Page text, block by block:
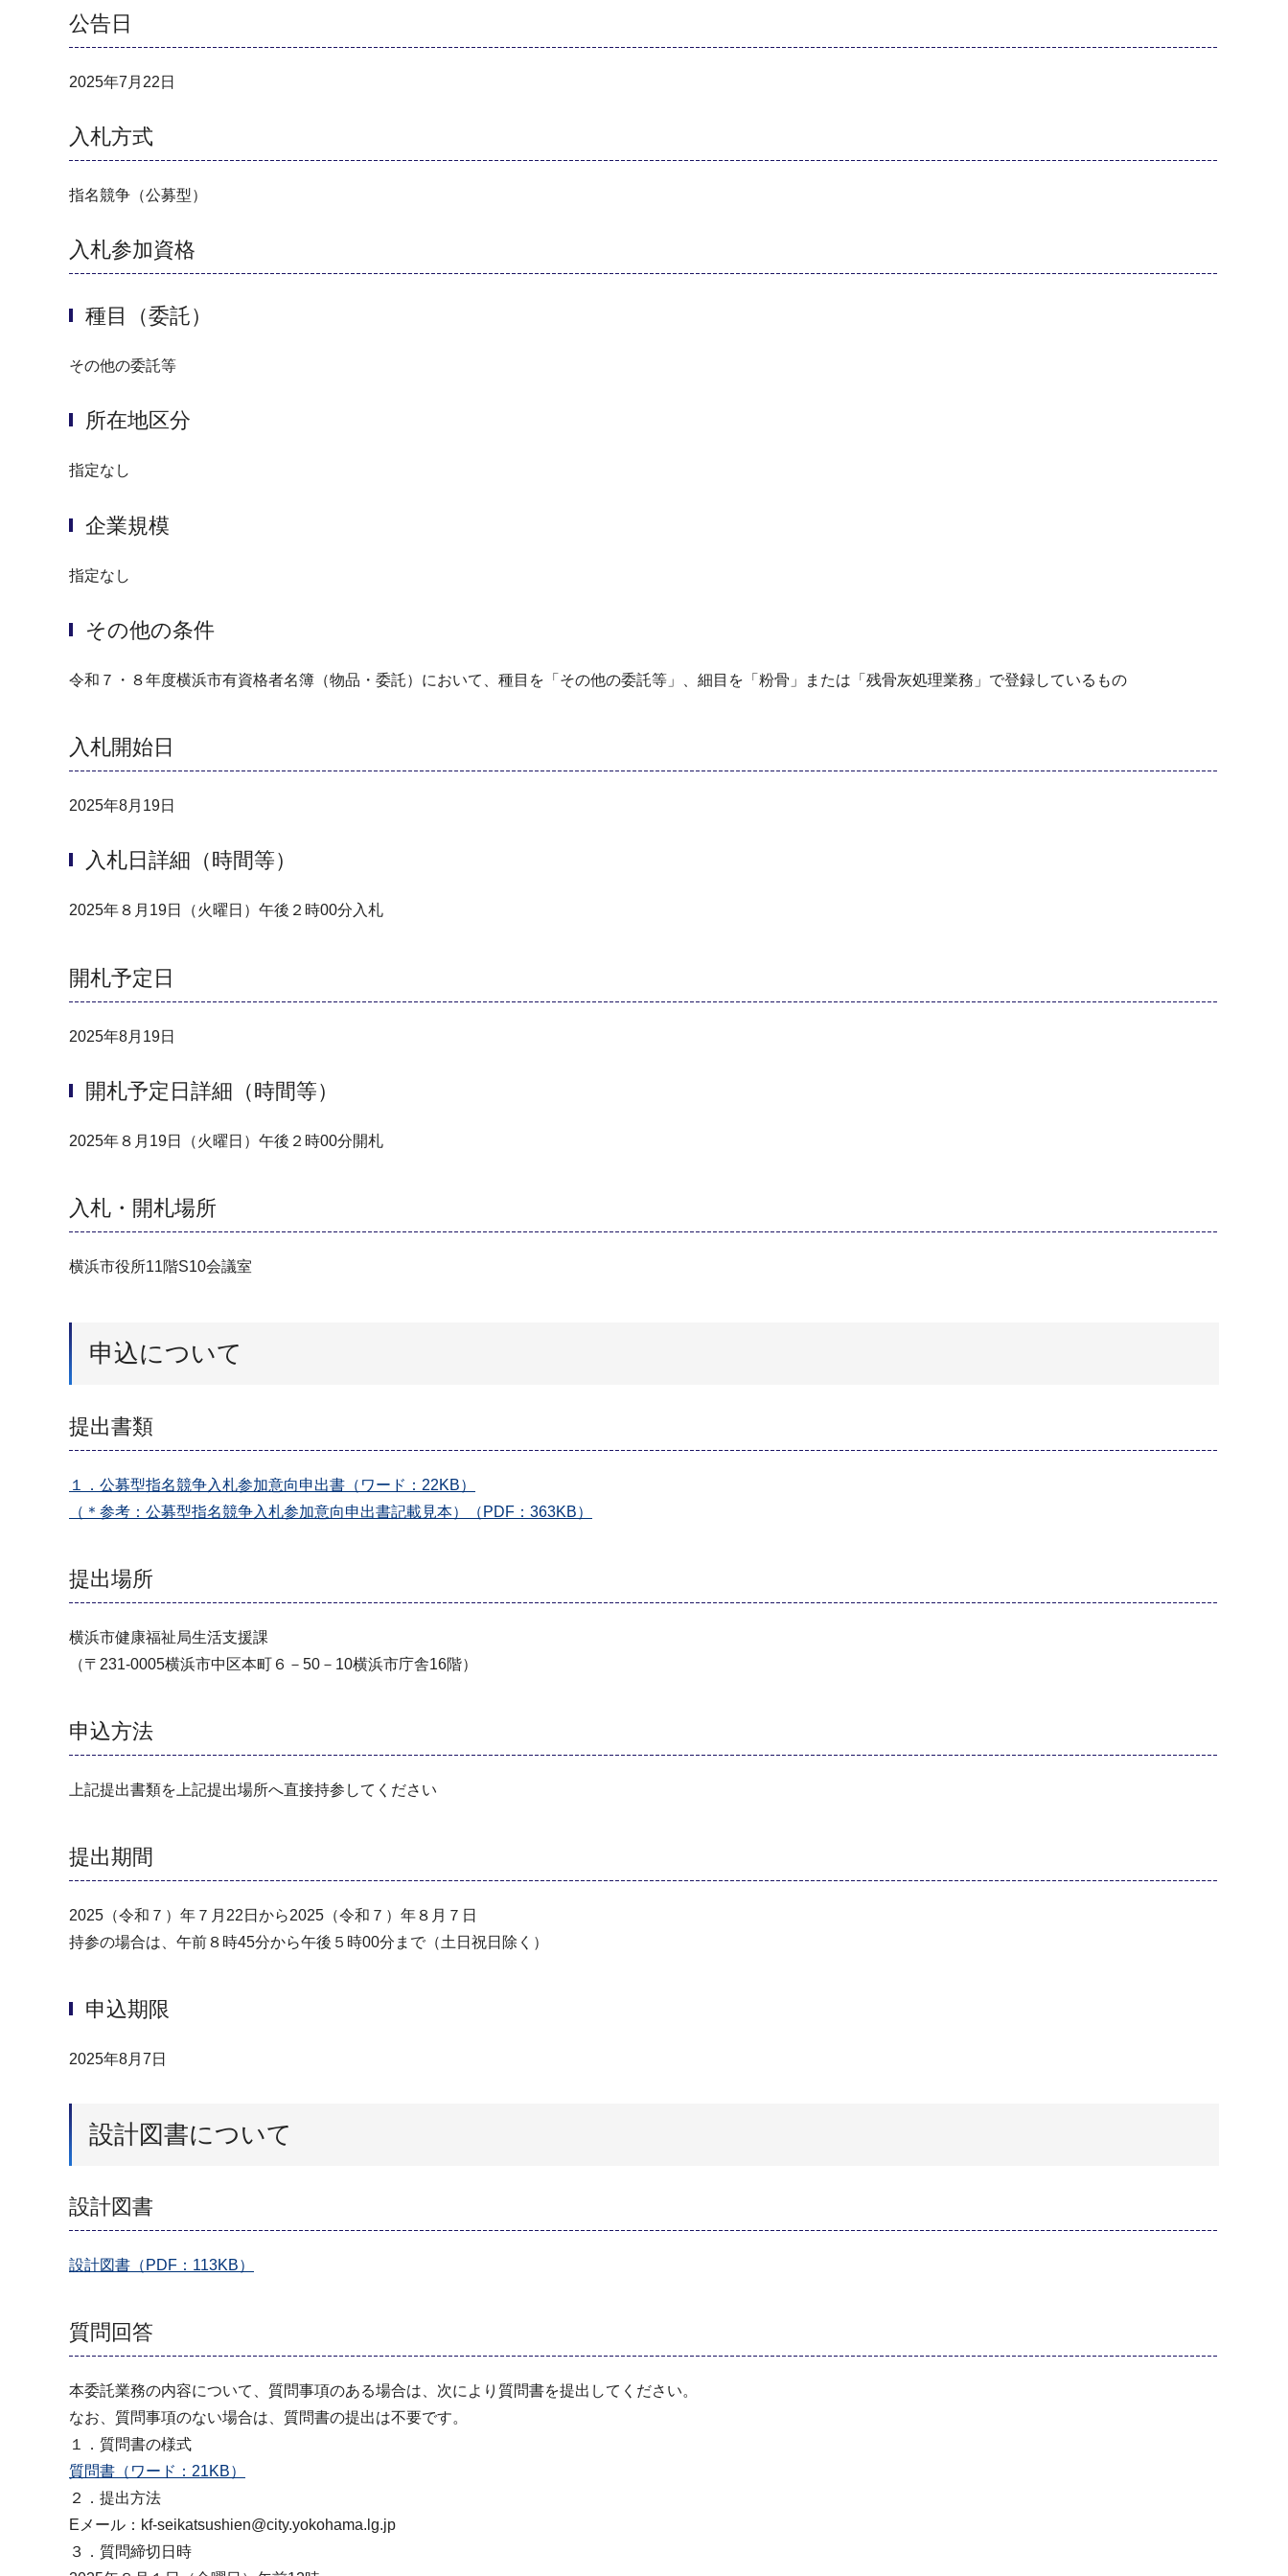
公告日
2025年7月22日
入札方式
指名競争（公募型）
入札参加資格
種目（委託）
その他の委託等
所在地区分
指定なし
企業規模
指定なし
その他の条件
令和７・８年度横浜市有資格者名簿（物品・委託）において、種目を「その他の委託等」、細目を「粉骨」または「残骨灰処理業務」で登録しているもの
入札開始日
2025年8月19日
入札日詳細（時間等）
2025年８月19日（火曜日）午後２時00分入札
開札予定日
2025年8月19日
開札予定日詳細（時間等）
2025年８月19日（火曜日）午後２時00分開札
入札・開札場所
横浜市役所11階S10会議室
申込について
提出書類
１．公募型指名競争入札参加意向申出書（ワード：22KB）
（＊参考：公募型指名競争入札参加意向申出書記載見本）（PDF：363KB）
提出場所
横浜市健康福祉局生活支援課
（〒231-0005横浜市中区本町６－50－10横浜市庁舎16階）
申込方法
上記提出書類を上記提出場所へ直接持参してください
提出期間
2025（令和７）年７月22日から2025（令和７）年８月７日
持参の場合は、午前８時45分から午後５時00分まで（土日祝日除く）
申込期限
2025年8月7日
設計図書について
設計図書
設計図書（PDF：113KB）
質問回答
本委託業務の内容について、質問事項のある場合は、次により質問書を提出してください。
なお、質問事項のない場合は、質問書の提出は不要です。
１．質問書の様式
質問書（ワード：21KB）
２．提出方法
Eメール：kf-seikatsushien@city.yokohama.lg.jp
３．質問締切日時